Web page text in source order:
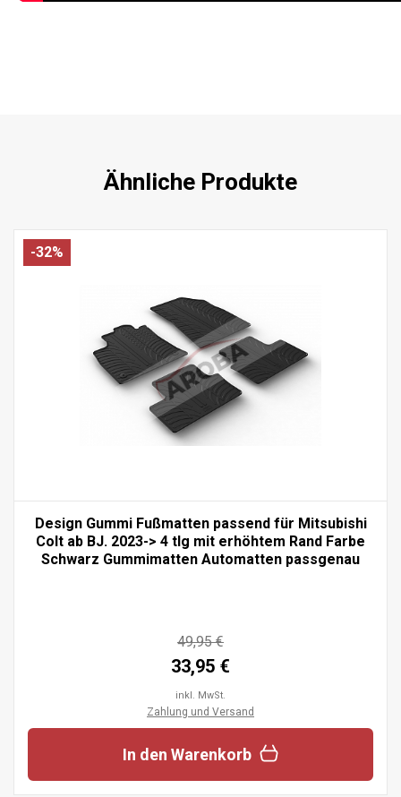
Ähnliche Produkte
-32%
Design Gummi Fußmatten passend für Mitsubishi
Colt ab BJ. 2023-> 4 tlg mit erhöhtem Rand Farbe
Schwarz Gummimatten Automatten passgenau
49,95 €
33,95 €
inkl. MwSt.
Zahlung und Versand
In den Warenkorb